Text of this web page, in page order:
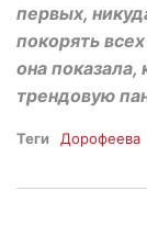
первых,
покорять
она показала,
трендовую
Теги Дорофеева